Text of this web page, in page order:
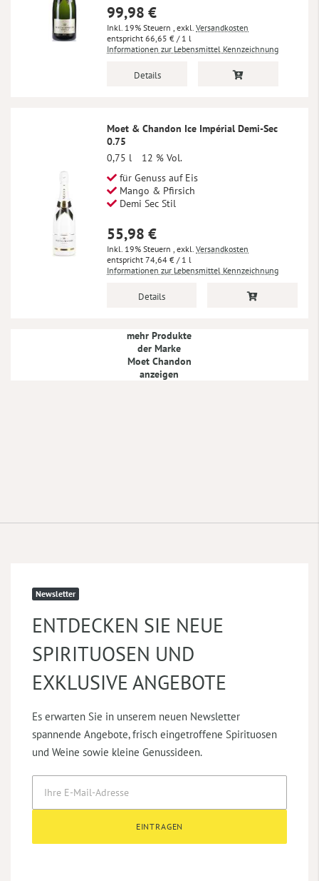
99,98 €
Inkl. 19% Steuern , exkl. Versandkosten
66,65 € / 1 l
Informationen zur Lebensmittel Kennzeichnung
Details
Moet & Chandon Ice Impérial Demi-Sec
0.75
0,75 l
12 % Vol.
für Genuss auf Eis
Mango & Pfirsich
Demi Sec Stil
55,98 €
Inkl. 19% Steuern , exkl. Versandkosten
74,64 € / 1 l
Informationen zur Lebensmittel Kennzeichnung
Details
mehr Produkte
der Marke
Moet Chandon
anzeigen
Newsletter
ENTDECKEN SIE NEUE
SPIRITUOSEN UND
EXKLUSIVE ANGEBOTE
Es erwarten Sie in unserem neuen Newsletter
spannende Angebote, frisch eingetroffene Spirituosen
und Weine sowie kleine Genussideen.
EINTRAGEN